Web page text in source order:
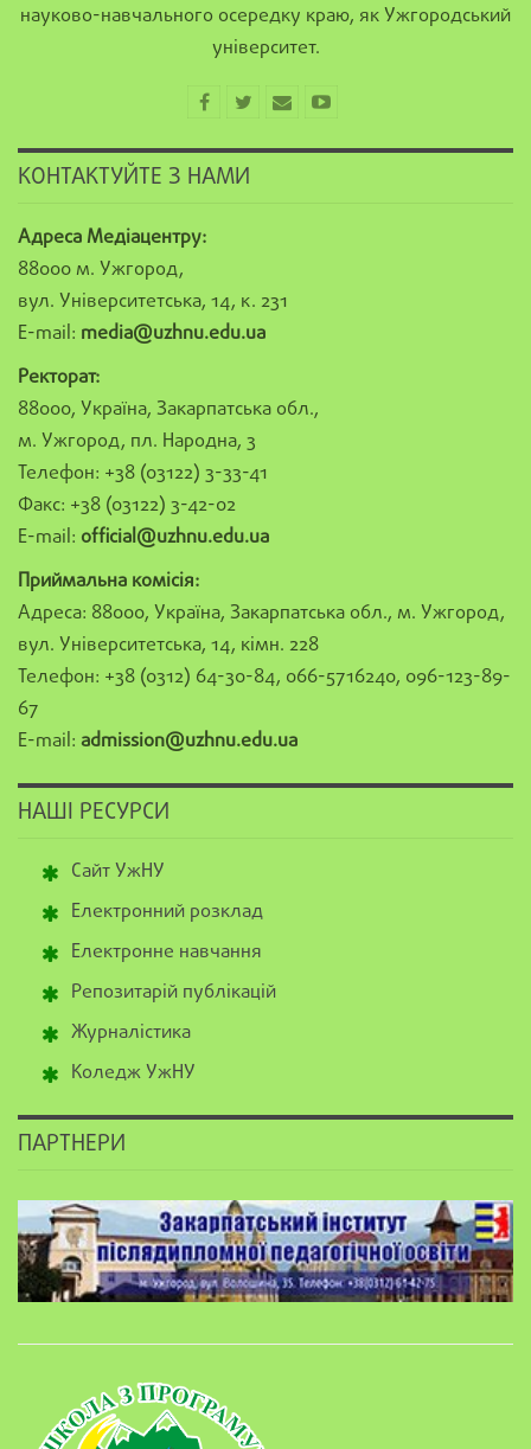
науково-навчального осередку краю, як Ужгородський
університет.
КОНТАКТУЙТЕ З НАМИ
Адреса Медіацентру:
88000 м. Ужгород,
вул. Університетська, 14, к. 231
E-mail: media@uzhnu.edu.ua
Ректорат:
88000, Україна, Закарпатська обл.,
м. Ужгород, пл. Народна, 3
Телефон: +38 (03122) 3-33-41
Факс: +38 (03122) 3-42-02
E-mail: official@uzhnu.edu.ua
Приймальна комісія:
Адреса: 88000, Україна, Закарпатська обл., м. Ужгород,
вул. Університетська, 14, кімн. 228
Телефон: +38 (0312) 64-30-84, 066-5716240, 096-123-89-
67
E-mail: admission@uzhnu.edu.ua
НАШІ РЕСУРСИ
Сайт УжНУ
Електронний розклад
Електронне навчання
Репозитарій публікацій
Журналістика
Коледж УжНУ
ПАРТНЕРИ